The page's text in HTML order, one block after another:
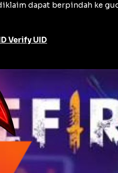
dapat berpindah ke
Verify UID